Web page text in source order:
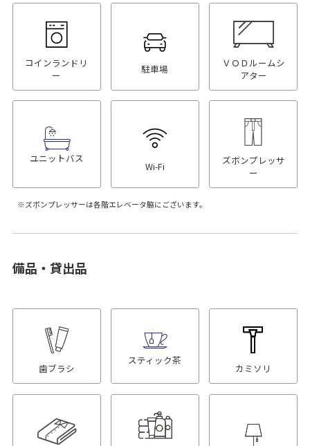
コインランドリ
ー
駐車場
ＶＯＤルームシ
アター
ユニットバス
Wi-Fi
ズボンプレッサ
ー
ズボンプレッサーは各階エレベータ脇にございます。
備品・貸出品
歯ブラシ
スティック茶
カミソリ